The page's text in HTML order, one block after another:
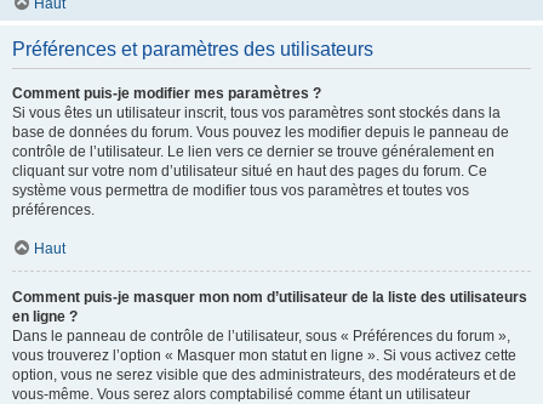
Haut
Préférences et paramètres des utilisateurs
Comment puis-je modifier mes paramètres ?
Si vous êtes un utilisateur inscrit, tous vos paramètres sont stockés dans la
base de données du forum. Vous pouvez les modifier depuis le panneau de
contrôle de l’utilisateur. Le lien vers ce dernier se trouve généralement en
cliquant sur votre nom d’utilisateur situé en haut des pages du forum. Ce
système vous permettra de modifier tous vos paramètres et toutes vos
préférences.
Haut
Comment puis-je masquer mon nom d’utilisateur de la liste des utilisateurs
en ligne ?
Dans le panneau de contrôle de l’utilisateur, sous « Préférences du forum »,
vous trouverez l’option « Masquer mon statut en ligne ». Si vous activez cette
option, vous ne serez visible que des administrateurs, des modérateurs et de
vous-même. Vous serez alors comptabilisé comme étant un utilisateur